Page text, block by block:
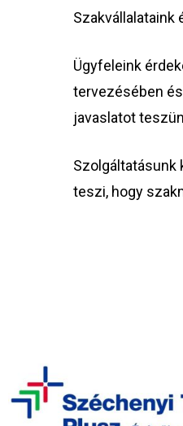
Ügyfeleink
tervezésében
javaslatot
Szolgáltatásunk
teszi, hogy